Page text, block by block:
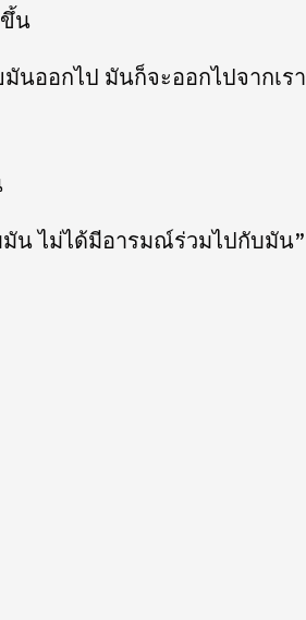
ขึ้น
นออกไป มันก็จะออกไปจากเรา
มัน ไม่ได้มีอารมณ์ร่วมไปกับมัน”